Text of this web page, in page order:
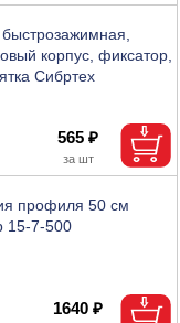
корпус, фиксатор,
Сибртех
565 ₽
профиля 50 см
15-7-500
1640 ₽